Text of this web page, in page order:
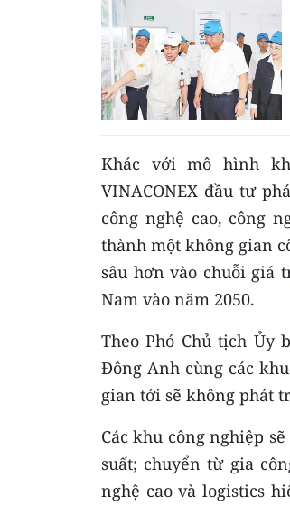
Khác với mô hình
VINACONEX đầu tư
công nghệ cao, công
thành một không gian
sâu hơn vào chuỗi giá
Nam vào năm 2050.
Theo Phó Chủ tịch Ủy
Đông Anh cùng các
gian tới sẽ không phát
Các khu công nghiệp
suất; chuyển từ gia
nghệ cao và logistics